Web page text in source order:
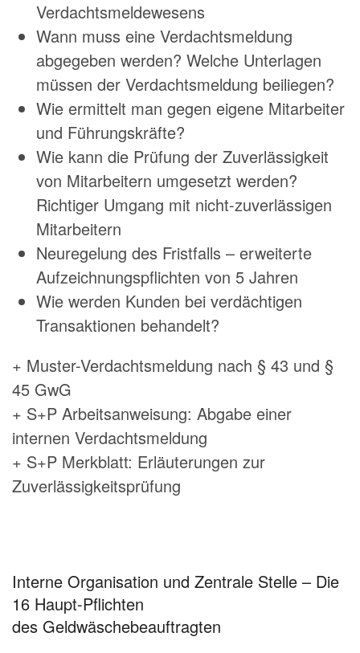
Verdachtsmeldewesens
Wann muss eine Verdachtsmeldung
abgegeben werden? Welche Unterlagen
müssen der Verdachtsmeldung beiliegen?
Wie ermittelt man gegen eigene Mitarbeiter
und Führungskräfte?
Wie kann die Prüfung der Zuverlässigkeit
von Mitarbeitern umgesetzt werden?
Richtiger Umgang mit nicht-zuverlässigen
Mitarbeitern
Neuregelung des Fristfalls – erweiterte
Aufzeichnungspflichten von 5 Jahren
Wie werden Kunden bei verdächtigen
Transaktionen behandelt?
+ Muster-Verdachtsmeldung nach § 43 und §
45 GwG
+ S+P Arbeitsanweisung: Abgabe einer
internen Verdachtsmeldung
+ S+P Merkblatt: Erläuterungen zur
Zuverlässigkeitsprüfung
Interne Organisation und Zentrale Stelle – Die
16 Haupt-Pflichten
des Geldwäschebeauftragten